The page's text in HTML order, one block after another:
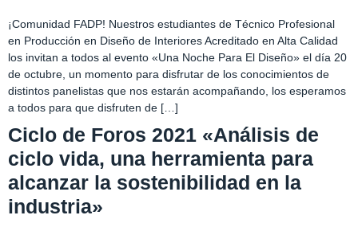
¡Comunidad FADP! Nuestros estudiantes de Técnico Profesional
en Producción en Diseño de Interiores Acreditado en Alta Calidad
los invitan a todos al evento «Una Noche Para El Diseño» el día 20
de octubre, un momento para disfrutar de los conocimientos de
distintos panelistas que nos estarán acompañando, los esperamos
a todos para que disfruten de […]
Ciclo de Foros 2021 «Análisis de
ciclo vida, una herramienta para
alcanzar la sostenibilidad en la
industria»